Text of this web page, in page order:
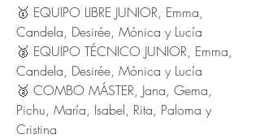
🥇 EQUIPO LIBRE JUNIOR, Emma,
Candela, Desirée, Mónica y Lucía
🥈 EQUIPO TÉCNICO JUNIOR, Emma,
Candela, Desirée, Mónica y Lucía
🥈 COMBO MÁSTER, Jana, Gema,
Pichu, María, Isabel, Rita, Paloma y
Cristina